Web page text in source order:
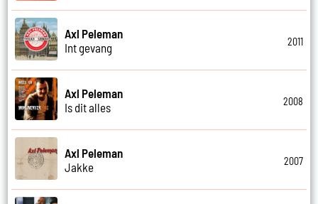
Axl Peleman
Int gevang
2011
Axl Peleman
Is dit alles
2008
Axl Peleman
Jakke
2007